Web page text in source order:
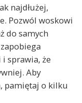
najdłużej,
Pozwól woskowi
do samych
sprawia, że
Aby
pamiętaj o kilku